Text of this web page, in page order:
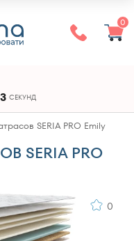
0
СЕКУНД
SERIA PRO Emily
SERIA PRO
0